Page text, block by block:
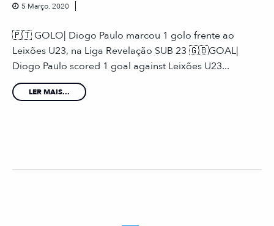
5 Março, 2020
🇵🇹 GOLO| Diogo Paulo marcou 1 golo frente ao
Leixões U23, na Liga Revelação SUB 23 🇬🇧GOAL|
Diogo Paulo scored 1 goal against Leixões U23...
LER MAIS...